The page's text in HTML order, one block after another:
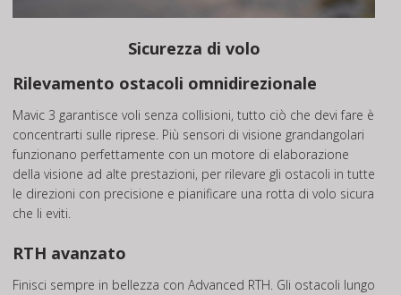
Sicurezza di volo
Rilevamento ostacoli omnidirezionale
Mavic 3 garantisce voli senza collisioni, tutto ciò che devi fare è
concentrarti sulle riprese. Più sensori di visione grandangolari
funzionano perfettamente con un motore di elaborazione
della visione ad alte prestazioni, per rilevare gli ostacoli in tutte
le direzioni con precisione e pianificare una rotta di volo sicura
che li eviti.
RTH avanzato
Finisci sempre in bellezza con Advanced RTH. Gli ostacoli lungo